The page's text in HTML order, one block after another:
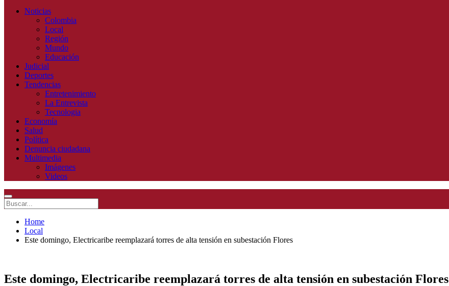
Noticias
Colombia
Local
Región
Mundo
Educación
Judicial
Deportes
Tendencias
Entretenimiento
La Entrevista
Tecnologia
Economía
Salud
Política
Denuncia ciudadana
Multimedia
Imágenes
Videos
Home
Local
Este domingo, Electricaribe reemplazará torres de alta tensión en subestación Flores
Este domingo, Electricaribe reemplazará torres de alta tensión en subestación Flores